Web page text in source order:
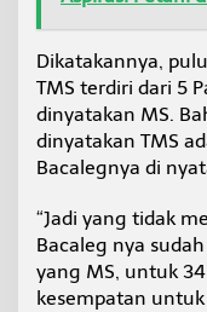
Dikatakannya,
TMS terdiri dari 5
dinyatakan MS.
dinyatakan TMS
Bacalegnya di
“Jadi yang tidak
Bacaleg nya
yang MS, untuk
kesempatan